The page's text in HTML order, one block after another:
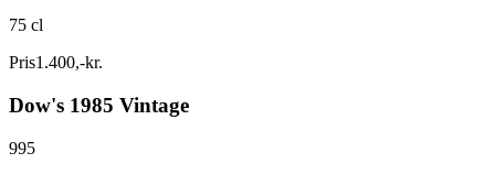
75 cl
Pris1.400,-kr.
Dow's 1985 Vintage
995